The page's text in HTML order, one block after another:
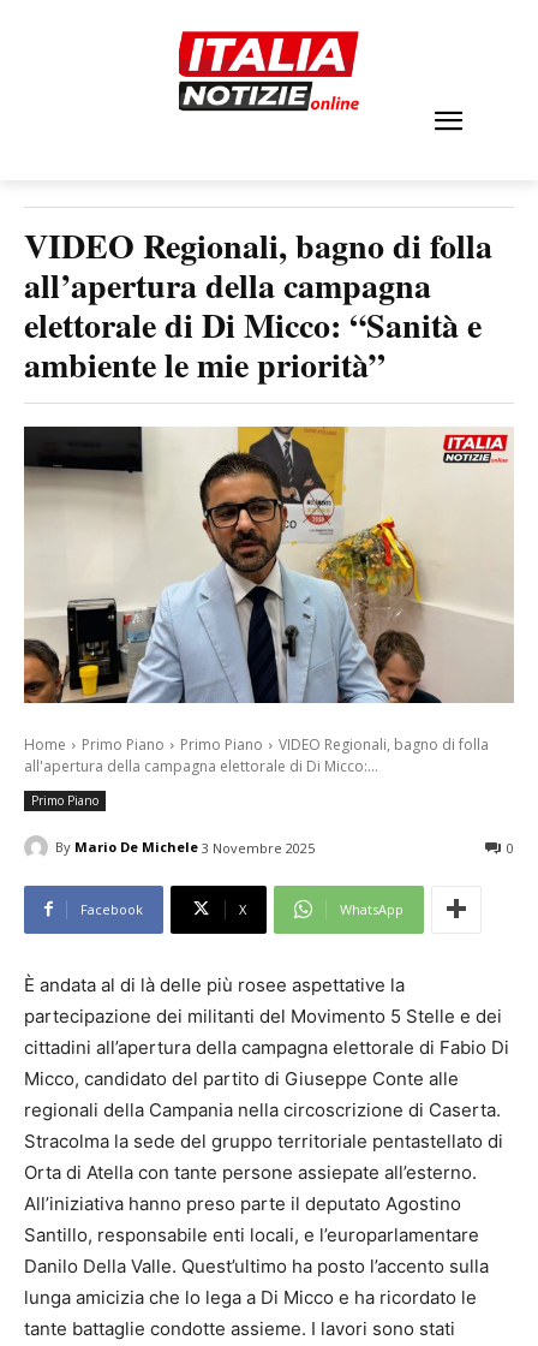
VIDEO Regionali, bagno di folla
all’apertura della campagna
elettorale di Di Micco: “Sanità e
ambiente le mie priorità”
Home Primo Piano Primo Piano
VIDEO Regionali, bagno di folla
all'apertura della campagna elettorale di Di Micco:...
Primo Piano
By Mario De Michele 3 Novembre 2025 0
Facebook X WhatsApp
È andata al di là delle più rosee aspettative la
partecipazione dei militanti del Movimento 5 Stelle e dei
cittadini all’apertura della campagna elettorale di Fabio Di
Micco, candidato del partito di Giuseppe Conte alle
regionali della Campania nella circoscrizione di Caserta.
Stracolma la sede del gruppo territoriale pentastellato di
Orta di Atella con tante persone assiepate all’esterno.
All’iniziativa hanno preso parte il deputato Agostino
Santillo, responsabile enti locali, e l’europarlamentare
Danilo Della Valle. Quest’ultimo ha posto l’accento sulla
lunga amicizia che lo lega a Di Micco e ha ricordato le
tante battaglie condotte assieme. I lavori sono stati